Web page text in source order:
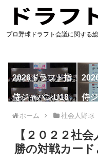
プロ野球ドラフト会議に関する
2026ドラフト指
名予想
候補
侍ジャパンU18
代表
侍
代表
ホーム 社会人野球
【２０２２社
勝の対戦カー